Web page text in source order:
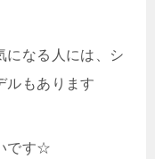
になる人には、シ
ルもあります
です☆